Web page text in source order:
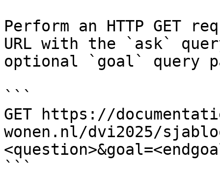
Perform an HTTP GET
URL with the `ask`
optional `goal` query
```
GET https://
wonen.nl/dvi2025/
```